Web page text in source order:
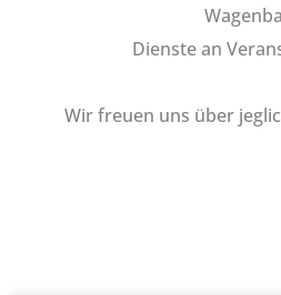
Dienste an
Wir freuen uns über